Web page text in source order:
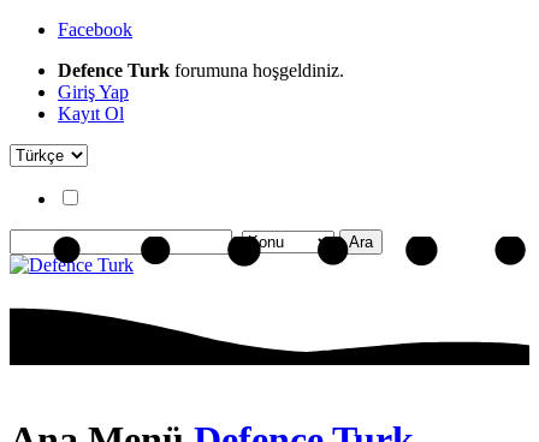
Facebook
Defence Turk forumuna hoşgeldiniz.
Giriş Yap
Kayıt Ol